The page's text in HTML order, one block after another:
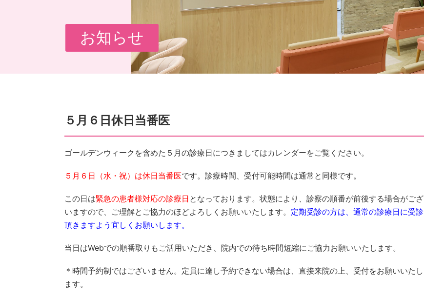
お知らせ
５月６日休日当番医
ゴールデンウィークを含めた５月の診療日につきましてはカレンダーをご覧ください。
５月６日（水・祝）は休日当番医です。診療時間、受付可能時間は通常と同様です。
この日は緊急の患者様対応の診療日 となっております。状態により、診察の順番が前後する場合がござ
いますので、ご理解とご協力のほどよろしくお願いいたします。 定期受診の方は、通常の診療日に受診
頂きますよう宜しくお願いします。
当日はWebでの順番取りもご活用いただき、院内での待ち時間短縮にご協力お願いいたします。
＊時間予約制ではございません。定員に達し予約できない場合は、直接来院の上、受付をお願いいたし
ます。